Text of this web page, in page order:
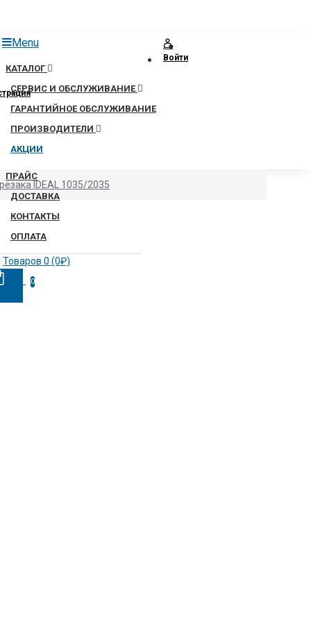
Menu
КАТАЛОГ
СЕРВИС И ОБСЛУЖИВАНИЕ
ГАРАНТИЙНОЕ ОБСЛУЖИВАНИЕ
ПРОИЗВОДИТЕЛИ
АКЦИИ
ПРАЙС
ДОСТАВКА
КОНТАКТЫ
ОПЛАТА
Товаров 0 (0₽)
0
Войти
IDEAL 1035/2035